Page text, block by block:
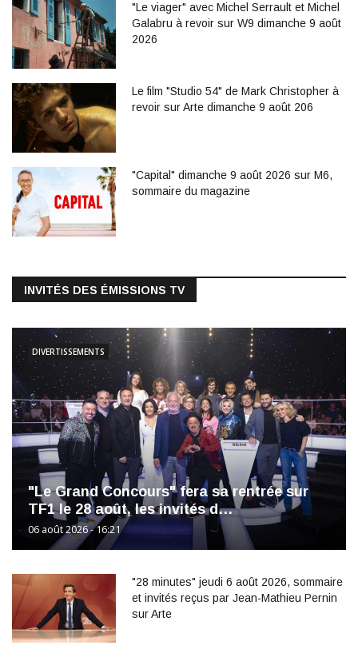
"Le viager" avec Michel Serrault et Michel
Galabru à revoir sur W9 dimanche 9 août
2026
Le film "Studio 54" de Mark Christopher à
revoir sur Arte dimanche 9 août 206
"Capital" dimanche 9 août 2026 sur M6,
sommaire du magazine
INVITÉS DES ÉMISSIONS TV
"Le Grand Concours" fera sa rentrée sur
TF1 le 28 août, les invités d…
06 août 2026 - 16:21
DIVERTISSEMENTS
"28 minutes" jeudi 6 août 2026, sommaire
et invités reçus par Jean-Mathieu Pernin
sur Arte